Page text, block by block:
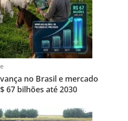
no Brasil e mercado
67 bilhões até 2030